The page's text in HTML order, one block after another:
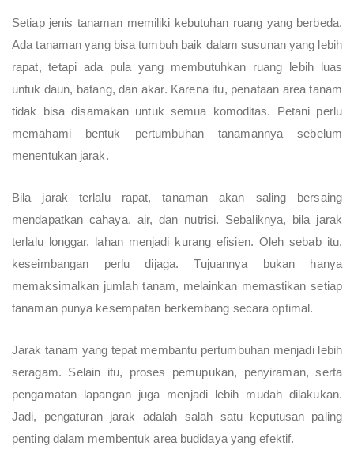
Setiap jenis tanaman memiliki kebutuhan ruang yang berbeda.
Ada tanaman yang bisa tumbuh baik dalam susunan yang lebih
rapat, tetapi ada pula yang membutuhkan ruang lebih luas
untuk daun, batang, dan akar. Karena itu, penataan area tanam
tidak bisa disamakan untuk semua komoditas. Petani perlu
memahami bentuk pertumbuhan tanamannya sebelum
menentukan jarak.
Bila jarak terlalu rapat, tanaman akan saling bersaing
mendapatkan cahaya, air, dan nutrisi. Sebaliknya, bila jarak
terlalu longgar, lahan menjadi kurang efisien. Oleh sebab itu,
keseimbangan perlu dijaga. Tujuannya bukan hanya
memaksimalkan jumlah tanam, melainkan memastikan setiap
tanaman punya kesempatan berkembang secara optimal.
Jarak tanam yang tepat membantu pertumbuhan menjadi lebih
seragam. Selain itu, proses pemupukan, penyiraman, serta
pengamatan lapangan juga menjadi lebih mudah dilakukan.
Jadi, pengaturan jarak adalah salah satu keputusan paling
penting dalam membentuk area budidaya yang efektif.